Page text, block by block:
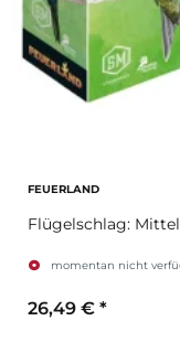
FEUERLAND
Flügelschlag:
momentan nicht
26,49 € *